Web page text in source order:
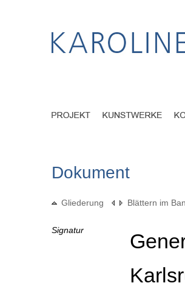
Dokument
Gliederung Blättern im
Signatur